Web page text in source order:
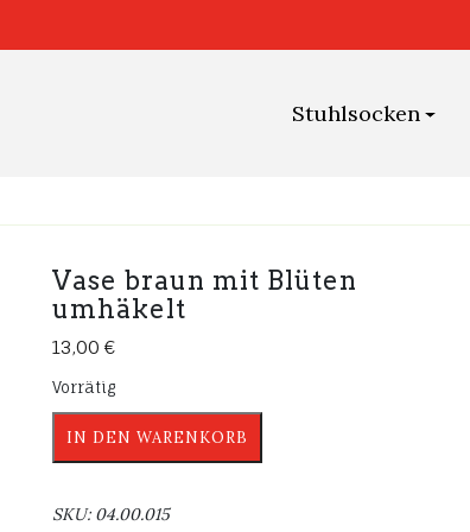
Stuhlsocken
Vase braun mit Blüten
umhäkelt
13,00 €
Vorrätig
braun
umhäkelt
IN DEN WARENKORB
SKU: 04.00.015